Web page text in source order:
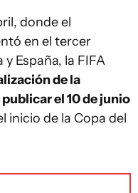
donde el
en el tercer
España, la FIFA
de la
el 10 de junio
inicio de la Copa del